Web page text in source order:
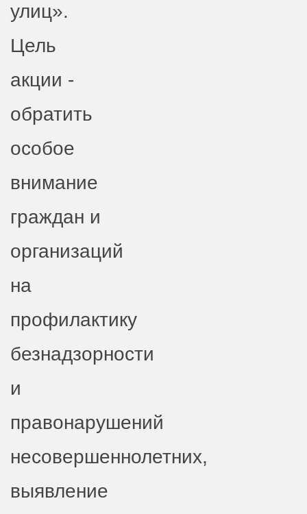
улиц».
Цель
акции -
обратить
особое
внимание
граждан и
организаций
на
профилактику
безнадзорности
и
правонарушений
несовершеннолетних,
выявление